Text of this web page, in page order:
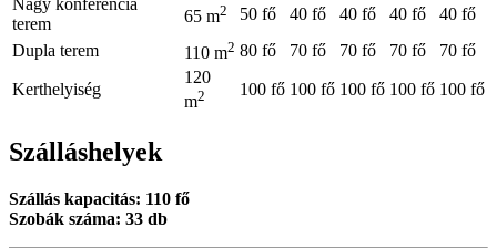
Nagy konferencia
terem
65 m2 50 fő 40 fő 40 fő 40 fő
40 fő
Dupla terem
110 m2 80 fő 70 fő 70 fő 70 fő 70 fő
Kerthelyiség
120
m2 100 fő 100 fő 100 fő 100 fő 100 fő
Szálláshelyek
Szállás kapacitás: 110 fő
Szobák száma: 33 db